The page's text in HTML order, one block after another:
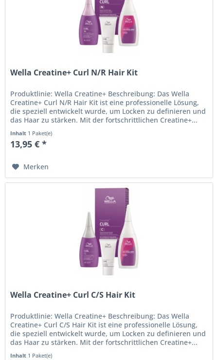
Wella Creatine+ Curl N/R Hair Kit
Produktlinie: Wella Creatine+ Beschreibung: Das Wella
Creatine+ Curl N/R Hair Kit ist eine professionelle Lösung,
die speziell entwickelt wurde, um Locken zu definieren und
das Haar zu stärken. Mit der fortschrittlichen Creatine+...
Inhalt 1 Paket(e)
13,95 € *
Merken
Wella Creatine+ Curl C/S Hair Kit
Produktlinie: Wella Creatine+ Beschreibung: Das Wella
Creatine+ Curl C/S Hair Kit ist eine professionelle Lösung,
die speziell entwickelt wurde, um Locken zu definieren und
das Haar zu stärken. Mit der fortschrittlichen Creatine+...
Inhalt 1 Paket(e)